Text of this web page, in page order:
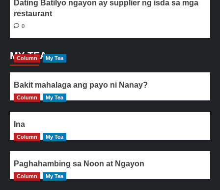
Dating Batilyo ngayon ay supplier ng isda sa mga
restaurant
0
MY TEA
Column My Tea
Bakit mahalaga ang payo ni Nanay?
Column My Tea
Ina
Column My Tea
Paghahambing sa Noon at Ngayon
Column My Tea